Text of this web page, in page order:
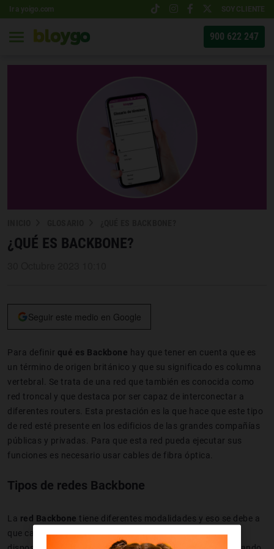
Ir a yoigo.com SOY CLIENTE
900 622 247
¿QUÉ ES BACKBONE?
Seguir este medio en Google
Para definir qué es Backbone hay que tener en cuenta que es
un término de origen británico y que su significado es columna
vertebral. Se trata de una red que también es conocida como
red troncal y que destaca por ser capaz de interconectar a
diferentes routers. Esta prestación es la que hace que este tipo
de red esté presente en los edificios de las grandes compañías
públicas y privadas. Para que esta red pueda ejecutar sus
funciones es necesario usar cables de fibra óptica.
Tipos de redes Backbone
La red Backbone tiene diferentes modalidades y eso se debe a
que cada vez más corporaciones necesitan conectar más